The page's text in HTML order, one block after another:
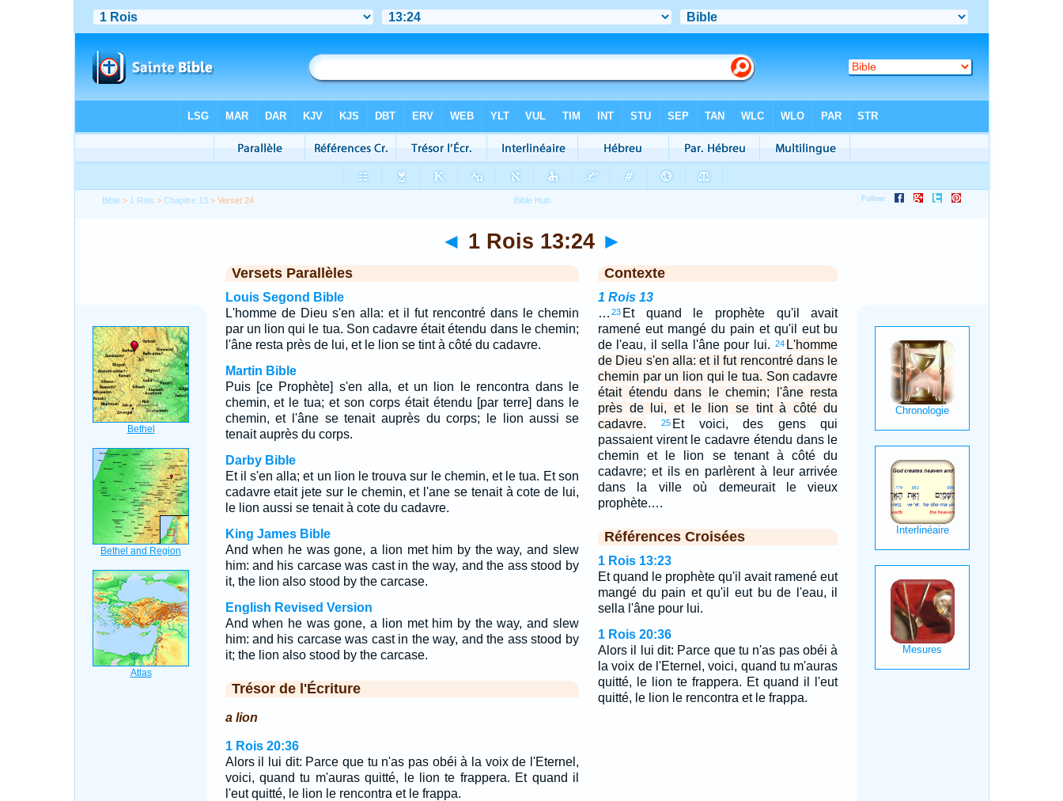
Bible > 1 Rois >Chapitre 13 > Verset 24
◄ 1 Rois 13:24 ►
Versets Parallèles
Louis Segond Bible
L'homme de Dieu s'en alla: et il fut rencontré dans le chemin
par un lion qui le tua. Son cadavre était étendu dans le chemin;
l'âne resta près de lui, et le lion se tint à côté du cadavre.
Martin Bible
Puis [ce Prophète] s'en alla, et un lion le rencontra dans le
chemin, et le tua; et son corps était étendu [par terre] dans le
chemin, et l'âne se tenait auprès du corps; le lion aussi se
tenait auprès du corps.
Darby Bible
Et il s'en alla; et un lion le trouva sur le chemin, et le tua. Et son
cadavre etait jete sur le chemin, et l'ane se tenait à cote de lui,
le lion aussi se tenait à cote du cadavre.
King James Bible
And when he was gone, a lion met him by the way, and slew
him: and his carcase was cast in the way, and the ass stood by
it, the lion also stood by the carcase.
English Revised Version
And when he was gone, a lion met him by the way, and slew
him: and his carcase was cast in the way, and the ass stood by
it; the lion also stood by the carcase.
Trésor de l'Écriture
a lion
1 Rois 20:36
Alors il lui dit: Parce que tu n'as pas obéi à la voix de l'Eternel,
voici, quand tu m'auras quitté, le lion te frappera. Et quand il
l'eut quitté, le lion le rencontra et le frappa.
Contexte
1 Rois 13
… 23 Et quand le prophète qu'il avait
ramené eut mangé du pain et qu'il eut bu
de l'eau, il sella l'âne pour lui.
24 L'homme
de Dieu s'en alla: et il fut rencontré dans le
chemin par un lion qui le tua. Son cadavre
était étendu dans le chemin; l'âne resta
près de lui, et le lion se tint à côté du
cadavre.
25 Et voici, des gens qui
passaient virent le cadavre étendu dans le
chemin et le lion se tenant à côté du
cadavre; et ils en parlèrent à leur arrivée
dans la ville où demeurait le vieux
prophète.…
Références Croisées
1 Rois 13:23
Et quand le prophète qu'il avait ramené eut
mangé du pain et qu'il eut bu de l'eau, il
sella l'âne pour lui.
1 Rois 20:36
Alors il lui dit: Parce que tu n'as pas obéi à
la voix de l'Eternel, voici, quand tu m'auras
quitté, le lion te frappera. Et quand il l'eut
quitté, le lion le rencontra et le frappa.